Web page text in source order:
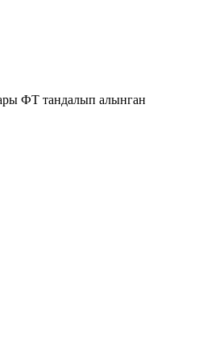
ФТ тандалып алынган